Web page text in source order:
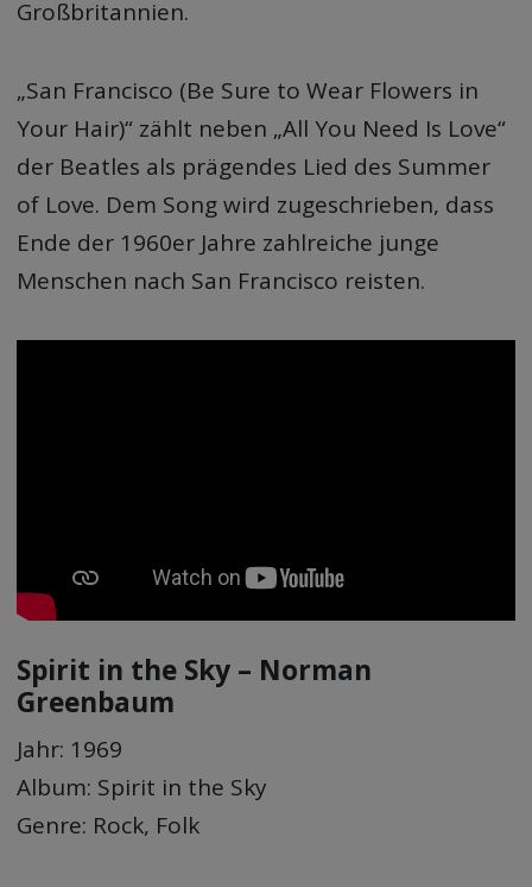
Großbritannien.
„San Francisco (Be Sure to Wear Flowers in
Your Hair)“ zählt neben „All You Need Is Love“
der Beatles als prägendes Lied des Summer
of Love. Dem Song wird zugeschrieben, dass
Ende der 1960er Jahre zahlreiche junge
Menschen nach San Francisco reisten.
Spirit in the Sky – Norman
Greenbaum
Jahr: 1969
Album: Spirit in the Sky
Genre: Rock, Folk